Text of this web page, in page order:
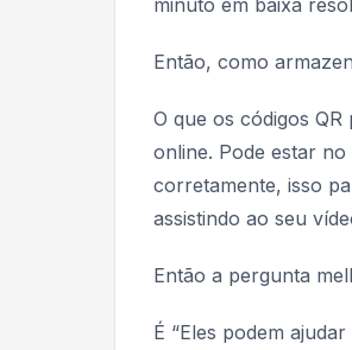
Então, como
O que os códigos
online. Pode estar
corretamente, isso
assistindo ao seu
Então a pergunta
É “Eles podem